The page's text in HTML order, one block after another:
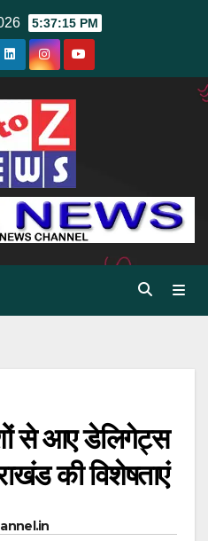
5:37:16 PM
से आए डेलिगेट्स
की विशेषताएं